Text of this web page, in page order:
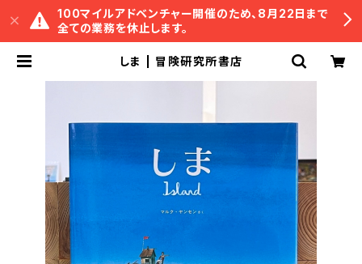
100マイルアドベンチャー開催のため、8月22日まで
全ての業務を休止します。
しま | 冒険研究所書店